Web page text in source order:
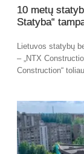
10 metų
Statyba“
Lietuvos statybų
– „NTX
Construction“ toliau